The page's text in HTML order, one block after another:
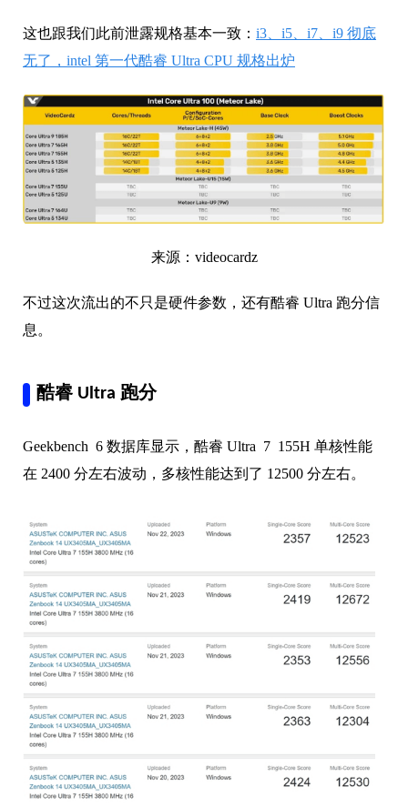
这也跟我们此前泄露规格基本一致： i3、i5、i7、i9 彻底
无了，intel 第一代酷睿 Ultra CPU 规格出炉
来源：videocardz
不过这次流出的不只是硬件参数，还有酷睿 Ultra 跑分信
息。
酷睿 Ultra 跑分
Geekbench 6 数据库显示，酷睿 Ultra 7 155H 单核性能
在 2400 分左右波动，多核性能达到了 12500 分左右。